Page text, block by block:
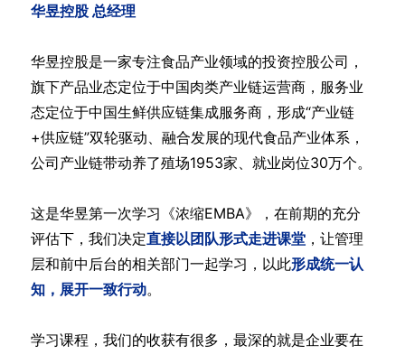
华昱控股 总经理
华昱控股是一家专注食品产业领域的投资控股公司，
旗下产品业态定位于中国肉类产业链运营商，服务业
态定位于中国生鲜供应链集成服务商，形成“产业链
+供应链”双轮驱动、融合发展的现代食品产业体系，
公司产业链带动养了殖场1953家、就业岗位30万个。
这是华昱第一次学习《浓缩EMBA》，在前期的充分
评估下，我们决定直接以团队形式走进课堂，让管理
层和前中后台的相关部门一起学习，以此形成统一认
知，展开一致行动。
学习课程，我们的收获有很多，最深的就是企业要在